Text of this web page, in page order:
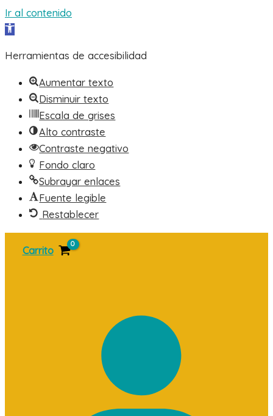
Ir al contenido
Abrir barra de herramientas
Herramientas de accesibilidad
Aumentar texto
Disminuir texto
Escala de grises
Alto contraste
Contraste negativo
Fondo claro
Subrayar enlaces
Fuente legible
Restablecer
Carrito